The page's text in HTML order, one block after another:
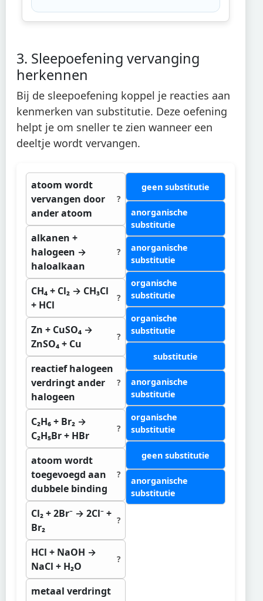
3. Sleepoefening vervanging
herkennen
Bij de sleepoefening koppel je reacties aan
kenmerken van substitutie. Deze oefening
helpt je om sneller te zien wanneer een
deeltje wordt vervangen.
atoom wordt
vervangen door
ander atoom
?
alkanen +
halogeen →
haloalkaan
?
CH₄ + Cl₂ → CH₃Cl
+ HCl
?
Zn + CuSO₄ →
ZnSO₄ + Cu
?
reactief halogeen
verdringt ander
halogeen
?
C₂H₆ + Br₂ →
C₂H₅Br + HBr
?
atoom wordt
toegevoegd aan
dubbele binding
?
Cl₂ + 2Br⁻ → 2Cl⁻ +
Br₂
?
HCl + NaOH →
NaCl + H₂O
?
metaal verdringt
geen substitutie
anorganische
substitutie
anorganische
substitutie
organische
substitutie
organische
substitutie
substitutie
anorganische
substitutie
organische
substitutie
geen substitutie
anorganische
substitutie